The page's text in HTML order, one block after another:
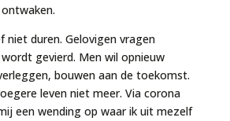
niet duren. Gelovigen vragen
gevierd. Men wil opnieuw
bouwen aan de toekomst.
leven niet meer. Via corona
een wending op waar ik uit mezelf